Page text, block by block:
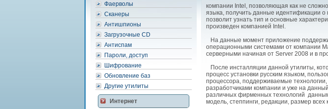
Фаерволы
Сканеры
Антишпионы
Загрузочные CD
Антиспам
Пароли, доступ
Шифрование
Обновление баз
Другие утилиты
Интернет
компании Intel, позволяющая как не
языка, получить данные идентификации
позволит узнать тип и основные
произведен компанией Intel.
На данные момент приложение
операционными системами от компании
серверными начиная от Server 2008 и в
После инсталляции данной утилиты,
процесс установки русским языком,
процессора, поддерживаемые
разработчиками компании и уже на
различных фирменных технологий
модель, степпинги, редакции, размер